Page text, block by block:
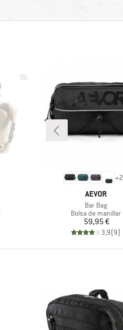
+2
MARCA
AEVOR
Artículo
Bar Bag
Product group
Bolsa de manillar
Precio
59,95 €
3,9(9)